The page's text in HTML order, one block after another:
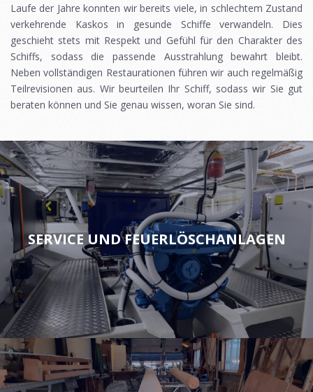
Laufe der Jahre konnten wir bereits viele, in schlechtem Zustand
verkehrende Kaskos in gesunde Schiffe verwandeln. Dies
geschieht stets mit Respekt und Gefühl für den Charakter des
Schiffs, sodass die passende Ausstrahlung bewahrt bleibt.
Neben vollständigen Restaurationen führen wir auch regelmäßig
Teilrevisionen aus. Wir beurteilen Ihr Schiff, sodass wir Sie gut
beraten können und Sie genau wissen, woran Sie sind.
SERVICE UND FEUERLÖSCHANLAGEN